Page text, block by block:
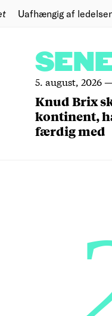
Uafhængig af
5. august, 2026
Knud Brix
kontinent,
færdig med